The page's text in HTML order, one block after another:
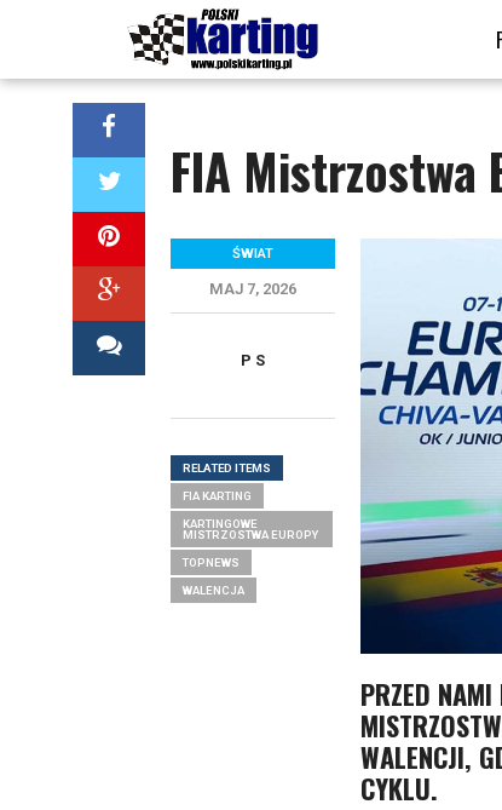
FIA Mistrzostwa
PRZED NAMI
WALENCJI,
CYKLU.
ŚWIAT
MAJ 7, 2026
P S
RELATED ITEMS
FIA KARTING
KARTINGOWE
MISTRZOSTWA EUROPY
TOPNEWS
WALENCJA